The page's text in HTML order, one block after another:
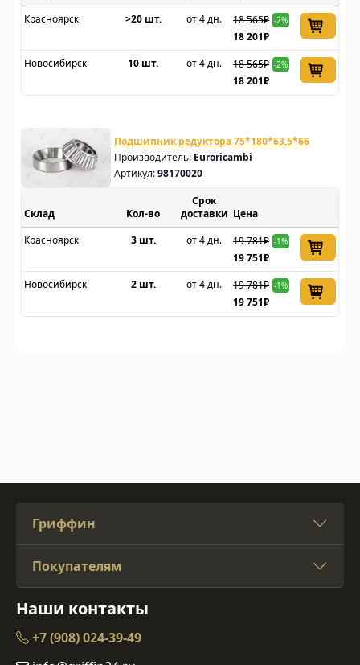
Красноярск
>20 шт. от 4 дн. 18 565₽ -2%
18 201₽
Новосибирск
10 шт. от 4 дн. 18 565₽ -2%
18 201₽
Подшипник редуктора 75*180*63,5*66
Производитель: Euroricambi
Артикул:98170020
Склад
Срок
доставки Цена
Красноярск
3 шт. от 4 дн. 19 781₽ -1%
19 751₽
Новосибирск
2 шт. от 4 дн. 19 781₽ -1%
19 751₽
Гриффин
Покупателям
Наши контакты
+7 (908) 024-39-49